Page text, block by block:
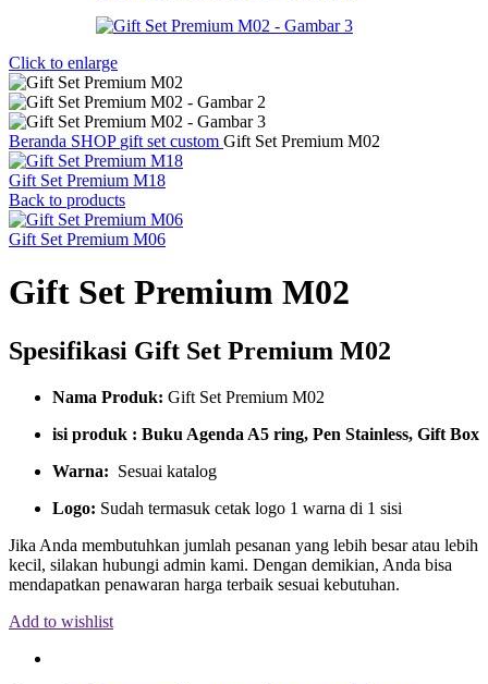
Click to enlarge
Beranda SHOP gift set custom Gift Set Premium M02
Gift Set Premium M18
Back to products
Gift Set Premium M06
Gift Set Premium M02
Spesifikasi Gift Set Premium M02
Nama Produk: Gift Set Premium M02
isi produk : Buku Agenda A5 ring, Pen Stainless, Gift Box
Warna: Sesuai katalog
Logo: Sudah termasuk cetak logo 1 warna di 1 sisi
Jika Anda membutuhkan jumlah pesanan yang lebih besar atau lebih
kecil, silakan hubungi admin kami. Dengan demikian, Anda bisa
mendapatkan penawaran harga terbaik sesuai kebutuhan.
Add to wishlist